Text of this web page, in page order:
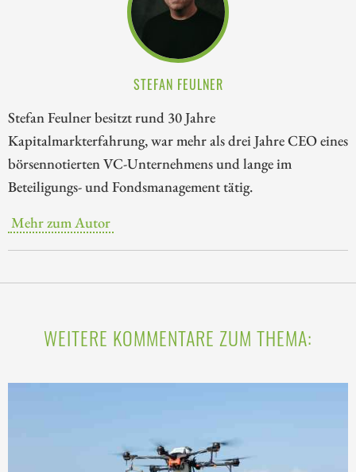
STEFAN FEULNER
Stefan Feulner besitzt rund 30 Jahre
Kapitalmarkterfahrung, war mehr als drei Jahre CEO eines
börsennotierten VC-Unternehmens und lange im
Beteiligungs- und Fondsmanagement tätig.
Mehr zum Autor
WEITERE KOMMENTARE ZUM THEMA: